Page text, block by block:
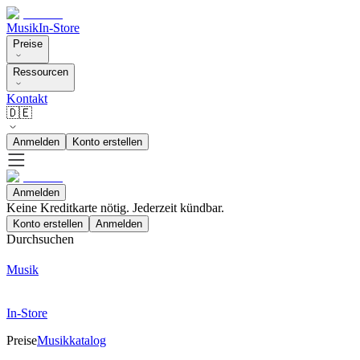
MusikIn-Store
Preise
Ressourcen
Kontakt
🇩🇪
Anmelden Konto erstellen
Anmelden
Keine Kreditkarte nötig. Jederzeit kündbar.
Konto erstellen Anmelden
Durchsuchen
Musik
In-Store
PreiseMusikkatalog